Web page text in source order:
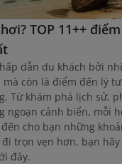
TOP 11++
dẫn du khách bởi
mà còn là điểm đến lý
Từ khám phá lịch sử,
ngoạn cảnh biển, mỗi
cho bạn những
trọn vẹn hơn, bạn hãy
đây.